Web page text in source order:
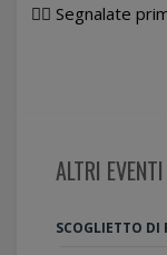
👉🏻 Segnalate
ALTRI EVENTI
SCOGLIETTO DI